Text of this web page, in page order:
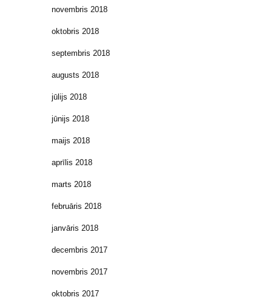
novembris 2018
oktobris 2018
septembris 2018
augusts 2018
jūlijs 2018
jūnijs 2018
maijs 2018
aprīlis 2018
marts 2018
februāris 2018
janvāris 2018
decembris 2017
novembris 2017
oktobris 2017